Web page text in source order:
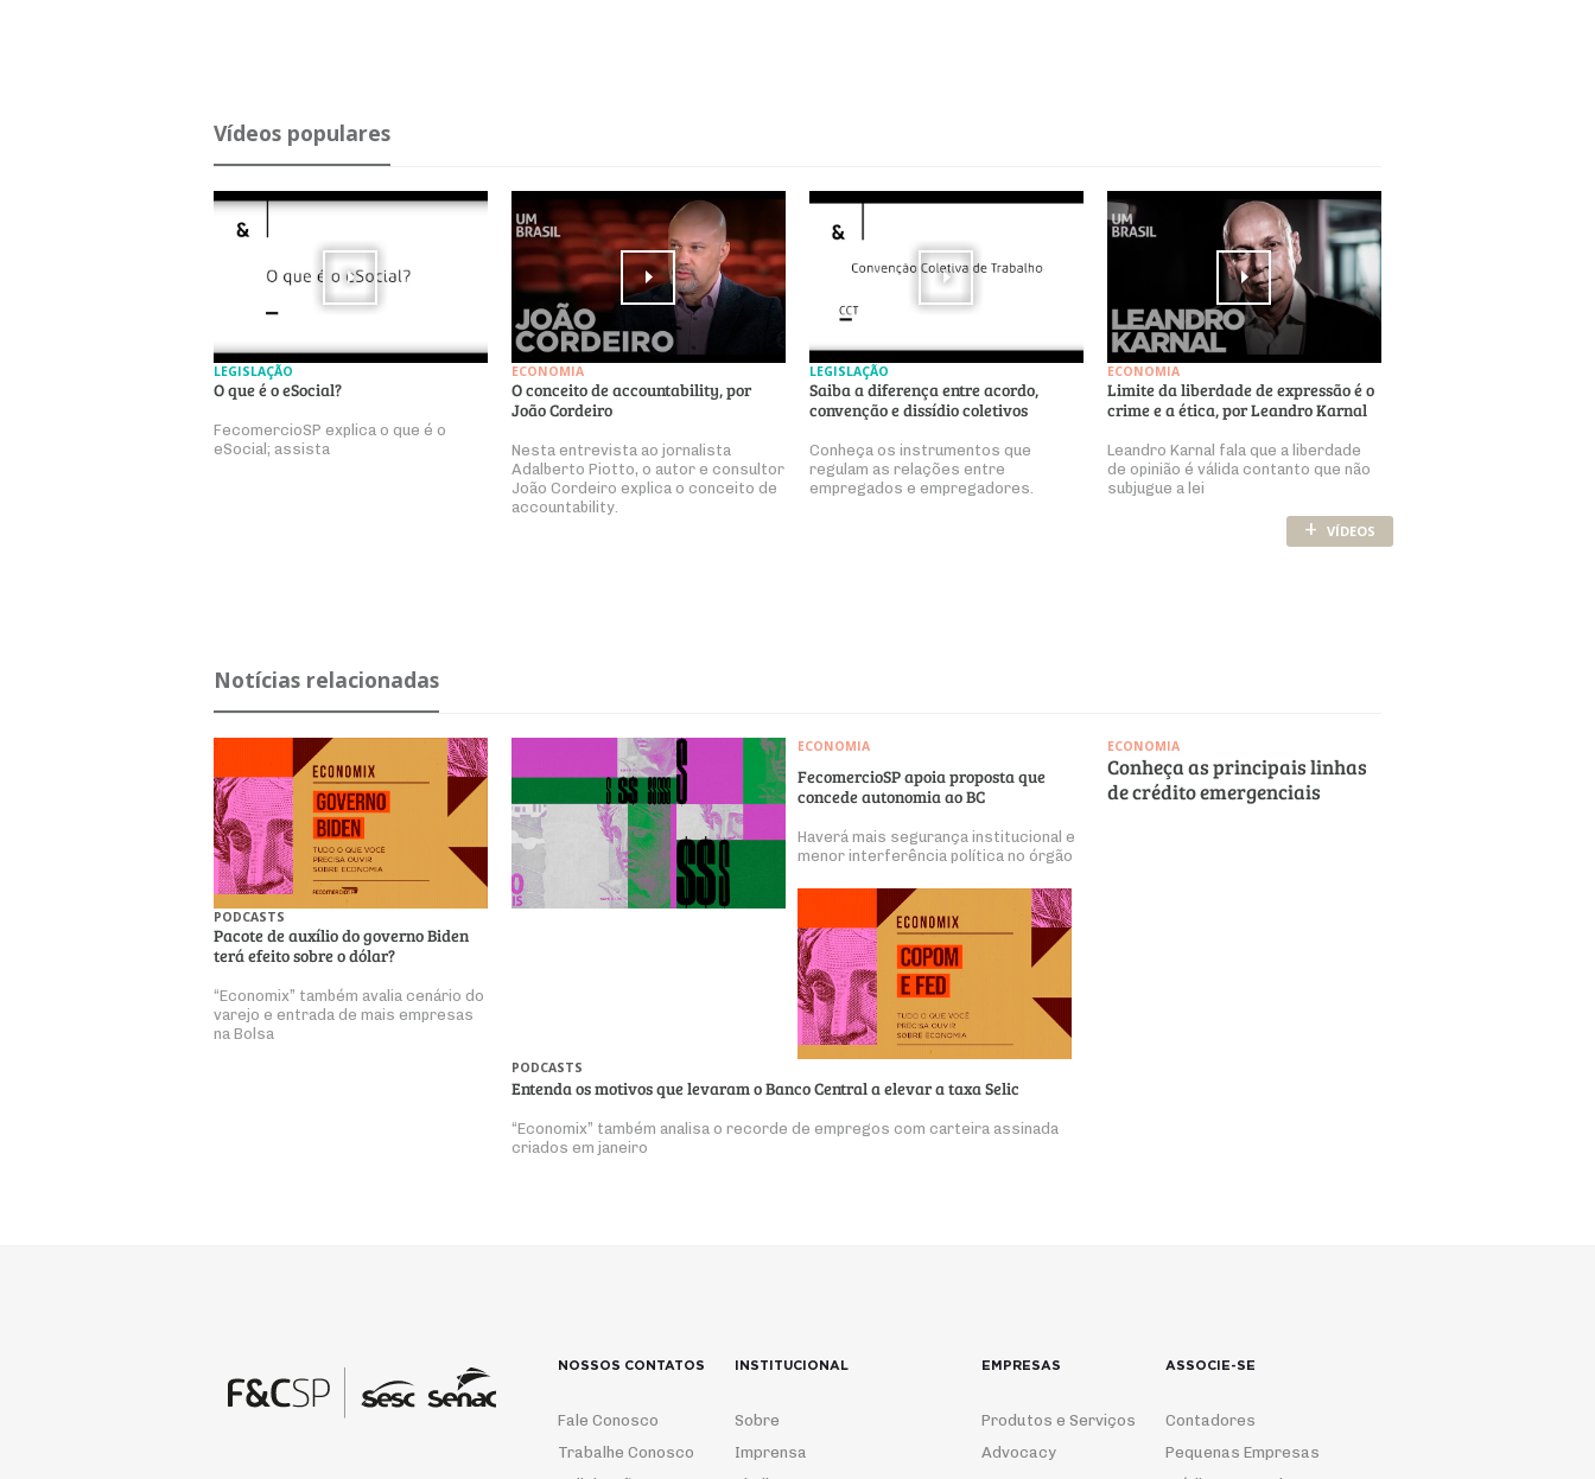
Ví­deos po­pu­lares
LEGISLAÇÃO
O que é o eSocial?
FecomercioSP explica o que é o
eSocial; assista
ECONOMIA
O conceito de accountability, por
João Cordeiro
Nesta entrevista ao jornalista
Adalberto Piotto, o autor e consultor
João Cordeiro explica o conceito de
accountability.
LEGISLAÇÃO
Saiba a diferença entre acordo,
convenção e dissídio coletivos
Conheça os instrumentos que
regulam as relações entre
empregados e empregadores.
ECONOMIA
Limite da liberdade de expressão é o
crime e a ética, por Leandro Karnal
Leandro Karnal fala que a liberdade
de opinião é válida contanto que não
subjugue a lei
+ VÍDEOS
Notícias relacionadas
PODCASTS
Pacote de auxílio do governo Biden
terá efeito sobre o dólar?
“Economix” também avalia cenário do
varejo e entrada de mais empresas
na Bolsa
ECONOMIA
FecomercioSP apoia proposta que
concede autonomia ao BC
Haverá mais segurança institucional e
menor interferência política no órgão
PODCASTS
Entenda os motivos que levaram o Banco Central a elevar a taxa Selic
“Economix” também analisa o recorde de empregos com carteira assinada
criados em janeiro
ECONOMIA
Conheça as principais linhas
de crédito emergenciais
NOSSOS CONTATOS
Fale Conosco
Trabalhe Conosco
INSTITUCIONAL
Sobre
Imprensa
EMPRESAS
Produtos e Serviços
Advocacy
ASSOCIE-SE
Contadores
Pequenas Empresas